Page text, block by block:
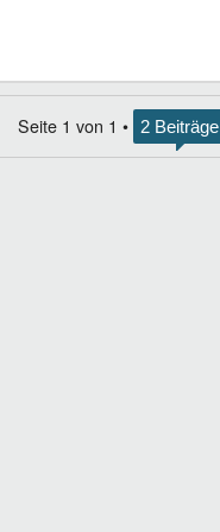
Seite 1 von 1 • 2 Beiträge